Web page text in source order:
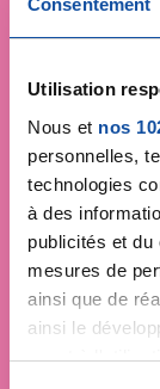
Consentement
Utilisation
Nous et nos
personnelles,
technologies
à des
publicités et du
mesures de
ainsi que de
ainsi le
quant à